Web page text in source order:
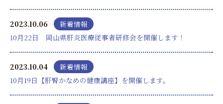
2023.10.06
新着情報
10月22日 岡山県肝炎医療従事者研修会を開催します！
2023.10.04
新着情報
10月19日【肝腎かなめの健康講座】を開催します。